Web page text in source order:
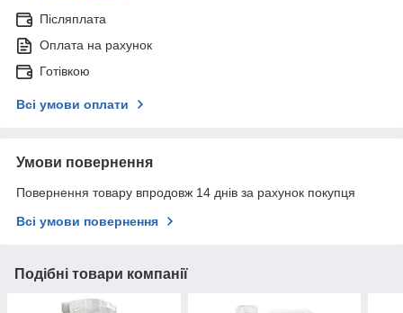
Післяплата
Оплата на рахунок
Готівкою
Всі умови оплати
Умови повернення
Повернення товару впродовж 14 днів за рахунок покупця
Всі умови повернення
Подібні товари компанії